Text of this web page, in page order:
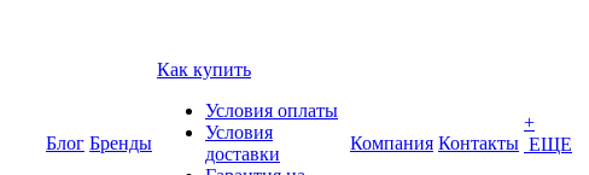
Блог Бренды
Как купить
Условия оплаты
Условия
доставки
Компания Контакты
+
ЕЩЕ